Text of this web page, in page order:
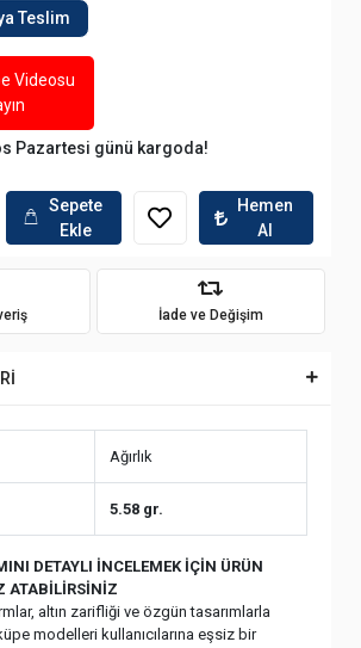
Teslim
Videosu
Pazartesi günü kargoda!
Sepete
Ekle
Hemen
Al
İade ve Değişim
Ağırlık
5.58 gr.
DETAYLI İNCELEMEK İÇİN ÜRÜN
ATABİLİRSİNİZ
altın zarifliği ve özgün tasarımlarla
modelleri kullanıcılarına eşsiz bir